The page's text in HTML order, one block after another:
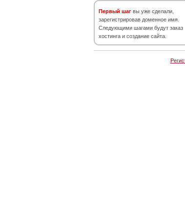
Первый шаг вы уже сделали,
зарегистрировав доменное имя.
Следующими шагами будут заказ
хостинга и создание сайта.